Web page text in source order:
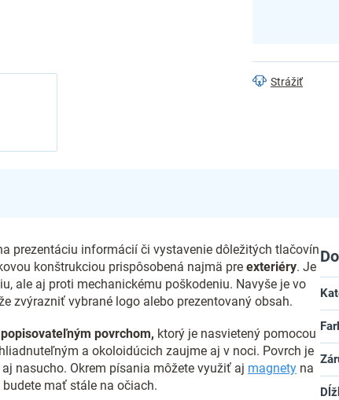
Strážiť
prezentáciu informácií či vystavenie dôležitých tlačovín
konštrukciou prispôsobená najmä pre exteriéry. Je
ale aj proti mechanickému poškodeniu. Navyše je vo
zvýrazniť vybrané logo alebo prezentovaný obsah.
povrchom, ktorý je nasvietený pomocou
a okoloidúcich zaujme aj v noci. Povrch je
nasucho. Okrem písania môžete využiť aj magnety na
mať stále na očiach.